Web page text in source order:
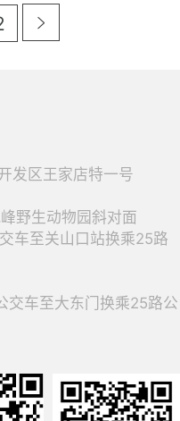
发区王家店特一号
野生动物园斜对面
车至关山口站换乘25路
交车至大东门换乘25路公